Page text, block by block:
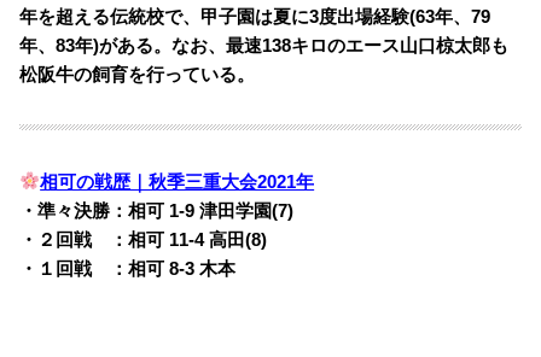
年を超える伝統校で、甲子園は夏に3度出場経験(63年、79
年、83年)がある。なお、最速138キロのエース山口椋太郎も
松阪牛の飼育を行っている。
相可の戦歴｜秋季三重大会2021年
・準々決勝：相可 1-9 津田学園(7)
・２回戦 ：相可 11-4 高田(8)
・１回戦 ：相可 8-3 木本